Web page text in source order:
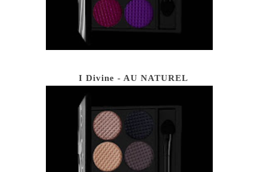
I Divine - AU NATUREL